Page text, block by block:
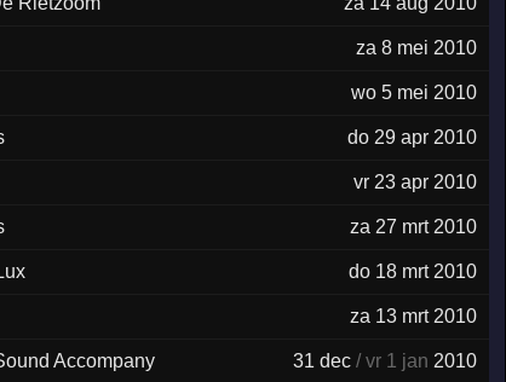
za 8 mei 2010
wo 5 mei 2010
do 29 apr 2010
vr 23 apr 2010
za 27 mrt 2010
do 18 mrt 2010
za 13 mrt 2010
Accompany 31 dec/ vr 1 jan 2010